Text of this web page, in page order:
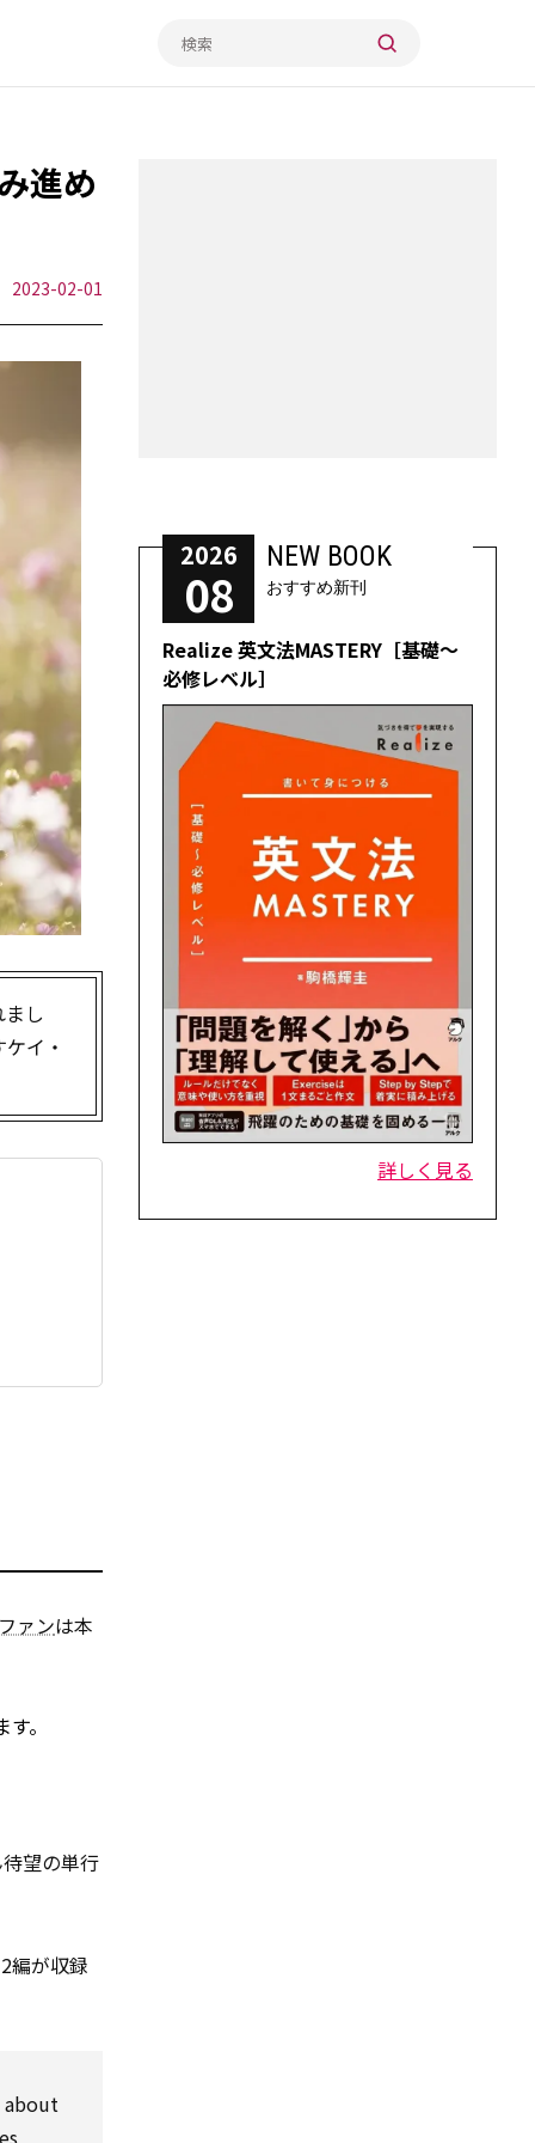
進め
2023-02-01
し
イ・
ファンは本
。
望の単行
編が収録
about
2026
08
NEW BOOK
おすすめ新刊
Realize 英文法MASTERY［基礎～
必修レベル］
詳しく見る